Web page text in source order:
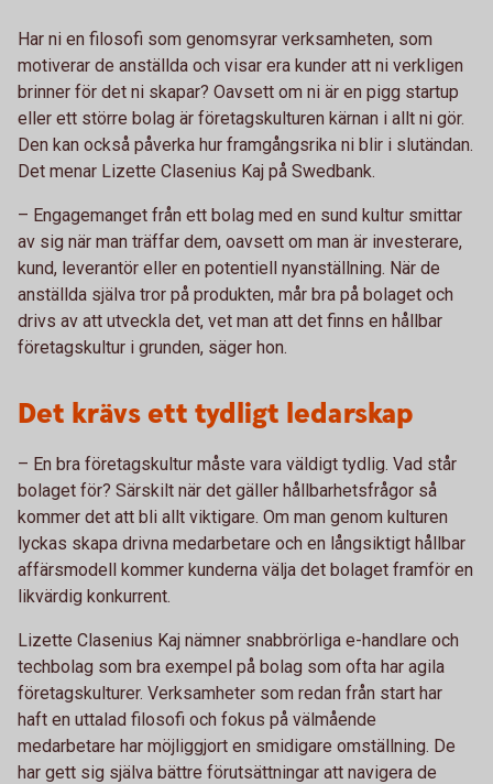
Har ni en filosofi som genomsyrar verksamheten, som
motiverar de anställda och visar era kunder att ni verkligen
brinner för det ni skapar? Oavsett om ni är en pigg startup
eller ett större bolag är företagskulturen kärnan i allt ni gör.
Den kan också påverka hur framgångsrika ni blir i slutändan.
Det menar Lizette Clasenius Kaj på Swedbank.
– Engagemanget från ett bolag med en sund kultur smittar
av sig när man träffar dem, oavsett om man är investerare,
kund, leverantör eller en potentiell nyanställning. När de
anställda själva tror på produkten, mår bra på bolaget och
drivs av att utveckla det, vet man att det finns en hållbar
företagskultur i grunden, säger hon.
Det krävs ett tydligt ledarskap
– En bra företagskultur måste vara väldigt tydlig. Vad står
bolaget för? Särskilt när det gäller hållbarhetsfrågor så
kommer det att bli allt viktigare. Om man genom kulturen
lyckas skapa drivna medarbetare och en långsiktigt hållbar
affärsmodell kommer kunderna välja det bolaget framför en
likvärdig konkurrent.
Lizette Clasenius Kaj nämner snabbrörliga e-handlare och
techbolag som bra exempel på bolag som ofta har agila
företagskulturer. Verksamheter som redan från start har
haft en uttalad filosofi och fokus på välmående
medarbetare har möjliggjort en smidigare omställning. De
har gett sig själva bättre förutsättningar att navigera de